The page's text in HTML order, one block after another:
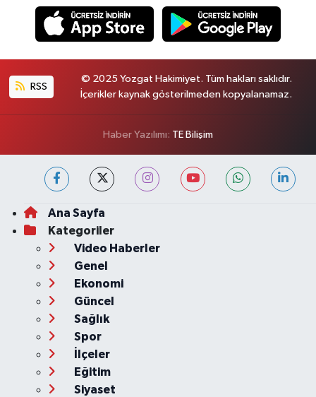
RSS
© 2025 Yozgat Hakimiyet. Tüm hakları saklıdır.
İçerikler kaynak gösterilmeden kopyalanamaz.
Haber Yazılımı: TE Bilişim
Ana Sayfa
Kategoriler
Video Haberler
Genel
Ekonomi
Güncel
Sağlık
Spor
İlçeler
Eğitim
Siyaset